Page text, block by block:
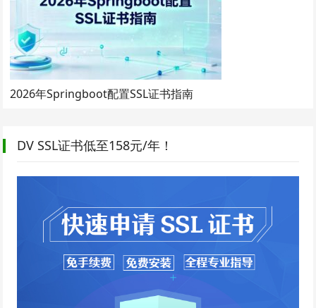
2026年Springboot配置SSL证书指南
DV SSL证书低至158元/年！